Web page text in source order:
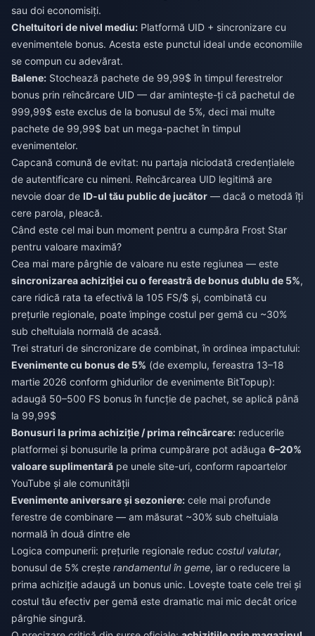
sau doi economisiți.
Cheltuitori de nivel mediu: Platformă UID + sincronizare cu
evenimentele bonus. Acesta este punctul ideal unde economiile
se compun cu adevărat.
Balene: Stochează pachete de 99,99$ în timpul ferestrelor
bonus prin reîncărcare UID — dar amintește-ți că pachetul de
999,99$ este exclus de la bonusul de 5%, deci mai multe
pachete de 99,99$ bat un mega-pachet în timpul
evenimentelor.
Capcană comună de evitat: nu partaja niciodată credențialele
de autentificare cu nimeni. Reîncărcarea UID legitimă are
nevoie doar de ID-ul tău public de jucător — dacă o metodă îți
cere parola, pleacă.
Când este cel mai bun moment pentru a cumpăra Frost Star
pentru valoare maximă?
Cea mai mare pârghie de valoare nu este regiunea — este
sincronizarea achiziției cu o fereastră de bonus dublu de 5%,
care ridică rata ta efectivă la 105 FS/$ și, combinată cu
prețurile regionale, poate împinge costul per gemă cu ~30%
sub cheltuiala normală de acasă.
Trei straturi de sincronizare de combinat, în ordinea impactului:
Evenimente cu bonus de 5% (de exemplu, fereastra 13–18
martie 2026 conform ghidurilor de evenimente BitTopup):
adaugă 50–500 FS bonus în funcție de pachet, se aplică până
la 99,99$
Bonusuri la prima achiziție / prima reîncărcare: reducerile
platformei și bonusurile la prima cumpărare pot adăuga 6–20%
valoare suplimentară pe unele site-uri, conform rapoartelor
YouTube și ale comunității
Evenimente aniversare și sezoniere: cele mai profunde
ferestre de combinare — am măsurat ~30% sub cheltuiala
normală în două dintre ele
Logica compunerii: prețurile regionale reduc costul valutar,
bonusul de 5% crește randamentul în geme, iar o reducere la
prima achiziție adaugă un bonus unic. Lovește toate cele trei și
costul tău efectiv per gemă este dramatic mai mic decât orice
pârghie singură.